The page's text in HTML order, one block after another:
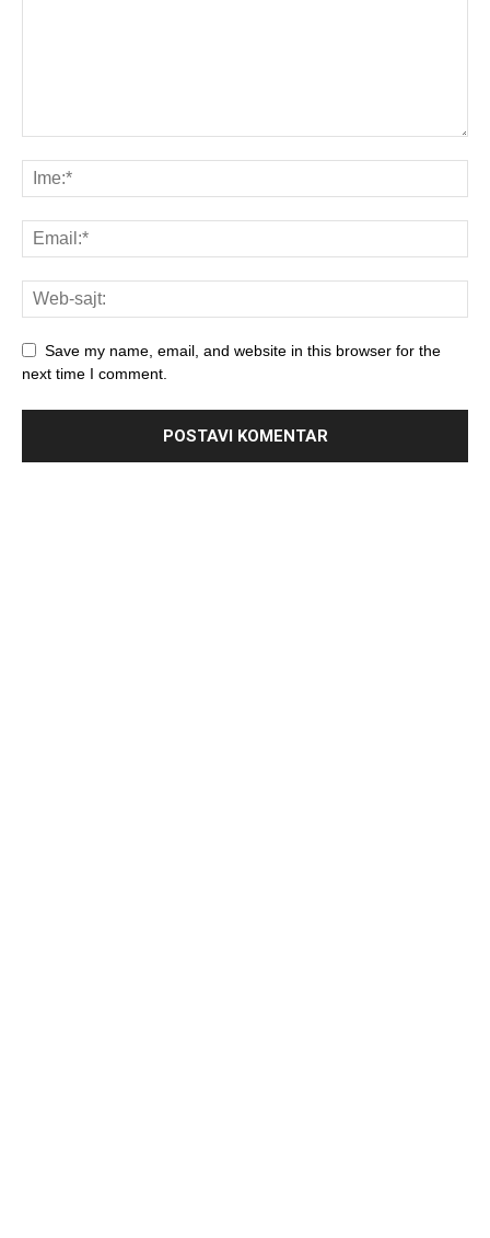
Save my name, email, and website in this browser for the
next time I comment.